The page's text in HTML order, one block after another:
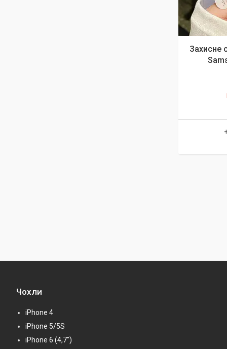
Захисне
Чохли
iPhone 4
iPhone 5/5S
iPhone 6 (4,7")